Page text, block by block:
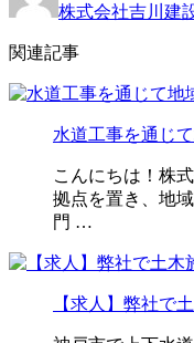
株式会社吉川建
関連記事
水道工事を通じ
こんにちは！株
拠点を置き、地
門 …
【求人】弊社で